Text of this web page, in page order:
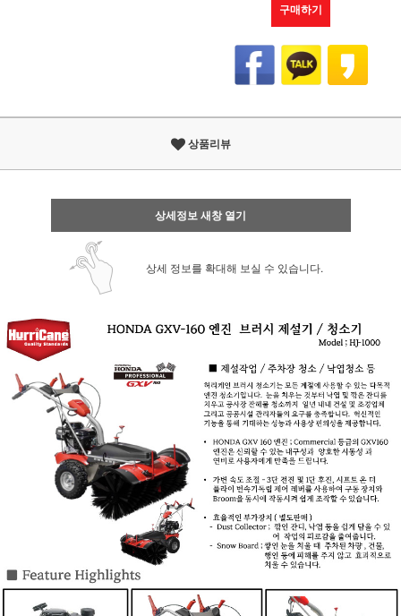
구매하기
상품리뷰
상세정보 새창 열기
상세 정보를 확대해 보실 수 있습니다.